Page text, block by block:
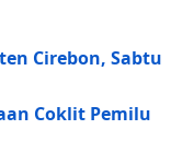
Cirebon, Sabtu
Coklit Pemilu